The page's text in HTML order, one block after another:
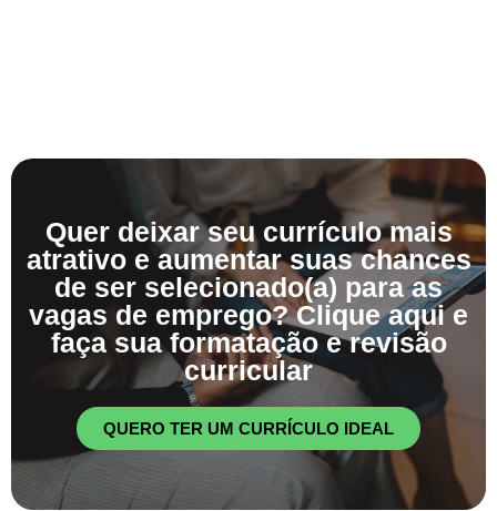
Quer deixar seu currículo mais
atrativo e aumentar suas chances
de ser selecionado(a) para as
vagas de emprego? Clique aqui e
faça sua formatação e revisão
curricular
QUERO TER UM CURRÍCULO IDEAL